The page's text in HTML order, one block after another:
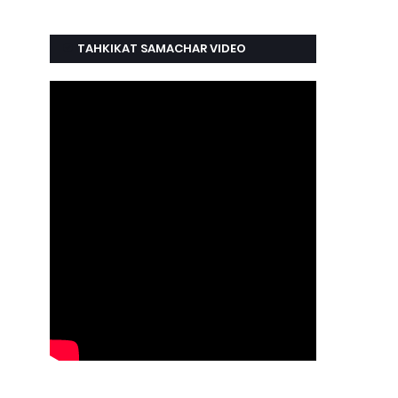
TAHKIKAT SAMACHAR VIDEO